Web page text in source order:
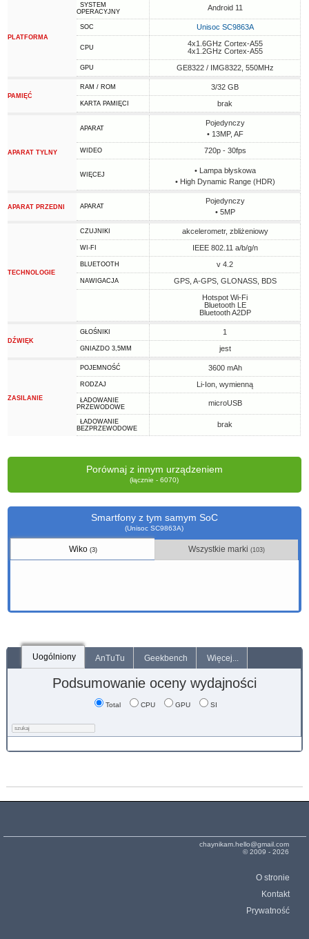
PLATFORMA
SYSTEM
OPERACYJNY
Android 11
SOC Unisoc SC9863A
CPU
4x1.6GHz Cortex-A55
4x1.2GHz Cortex-A55
GPU GE8322 / IMG8322, 550MHz
PAMIĘĆ
RAM / ROM 3/32 GB
KARTA PAMIĘCI brak
APARAT TYLNY
APARAT
Pojedynczy
• 13MP, AF
WIDEO 720p - 30fps
WIĘCEJ
• Lampa błyskowa
• High Dynamic Range (HDR)
APARAT PRZEDNI APARAT
Pojedynczy
• 5MP
TECHNOLOGIE
CZUJNIKI akcelerometr, zbliżeniowy
WI-FI IEEE 802.11 a/b/g/n
BLUETOOTH v 4.2
NAWIGACJA
GPS, A-GPS, GLONASS, BDS
Hotspot Wi-Fi
Bluetooth LE
Bluetooth A2DP
DŹWIĘK
GŁOŚNIKI 1
GNIAZDO 3,5MM jest
ZASILANIE
POJEMNOŚĆ 3600 mAh
RODZAJ Li-Ion, wymienną
ŁADOWANIE
PRZEWODOWE
microUSB
ŁADOWANIE
BEZPRZEWODOWE
brak
Porównaj z innym urządzeniem
(łącznie - 6070)
Smartfony z tym samym SoC
(Unisoc SC9863A)
Wiko (3) Wszystkie marki(103)
Uogólniony AnTuTu Geekbench Więcej...
Podsumowanie oceny wydajności
Total CPU GPU SI
chaynikam.hello@gmail.com
© 2009 - 2026
O stronie
Kontakt
Prywatność